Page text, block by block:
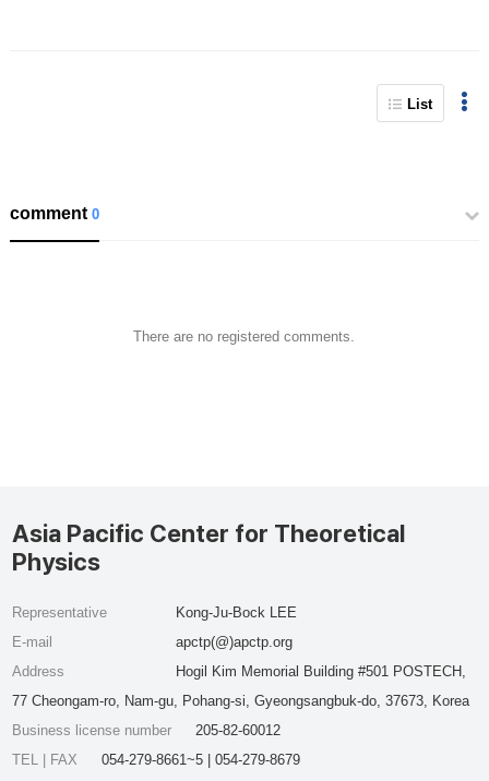
List
comment0
There are no registered comments.
Asia Pacific Center for Theoretical
Physics
Representative
Kong-Ju-Bock LEE
E-mail
apctp(@)apctp.org
Address
Hogil Kim Memorial Building #501 POSTECH,
77 Cheongam-ro, Nam-gu, Pohang-si, Gyeongsangbuk-do, 37673, Korea
Business license number
205-82-60012
TEL | FAX
054-279-8661~5 | 054-279-8679